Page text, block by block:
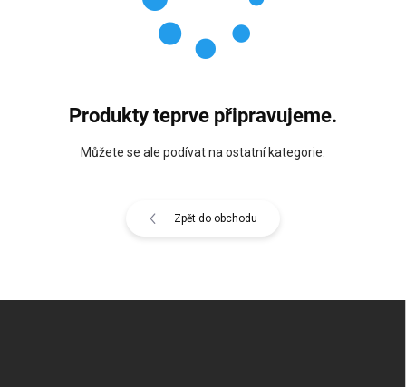
Produkty teprve připravujeme.
Můžete se ale podívat na ostatní kategorie.
Zpět do obchodu